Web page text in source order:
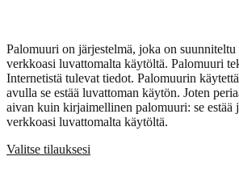
Palomuuri on järjestelmä, joka on suunniteltu
verkkoasi luvattomalta käytöltä. Palomuuri
Internetistä tulevat tiedot. Palomuurin
avulla se estää luvattoman käytön. Joten
aivan kuin kirjaimellinen palomuuri: se estää
verkkoasi luvattomalta käytöltä.
Valitse tilauksesi